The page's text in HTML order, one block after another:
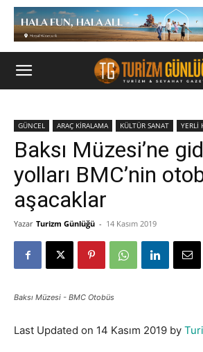
GÜNCEL ARAÇ KİRALAMA KÜLTÜR SANAT YERLİ
Baksı Müzesi’ne
yolları BMC’nin
aşacaklar
Yazar Turizm Günlüğü - 14 Kasım 2019
Baksı Müzesi - BMC Otobüs
Last Updated on 14 Kasım 2019 by